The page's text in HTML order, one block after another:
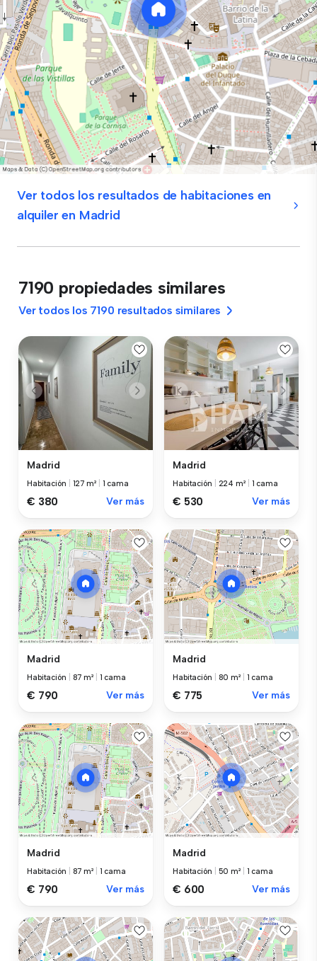
Ver todos los resultados de habitaciones en
alquiler en Madrid
7190 propiedades similares
Ver todos los 7190 resultados similares
Madrid
Habitación 127 m² 1 cama
€ 380 Ver más
Madrid
Habitación 224 m² 1 cama
€ 530 Ver más
Madrid
Habitación 87 m² 1 cama
€ 790 Ver más
Madrid
Habitación 80 m² 1 cama
€ 775 Ver más
Madrid
Habitación 87 m² 1 cama
€ 790 Ver más
Madrid
Habitación 50 m² 1 cama
€ 600 Ver más